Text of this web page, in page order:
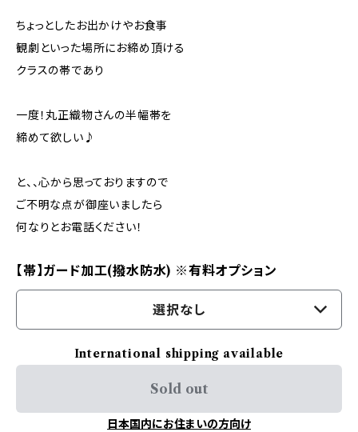
ちょっとしたお出かけやお食事
観劇といった場所にお締め頂ける
クラスの帯であり
一度！丸正織物さんの半幅帯を
締めて欲しい♪
と、、心から思っておりますので
ご不明な点が御座いましたら
何なりとお電話ください！
【帯】ガード加工(撥水防水) ※有料オプション
選択なし
International shipping available
Sold out
日本国内にお住まいの方向け